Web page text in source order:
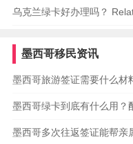
乌克兰绿卡好办理吗？
墨西哥移民资讯
墨西哥旅游签证需要什么材
墨西哥绿卡到底有什么用？
墨西哥多次往返签证能帮亲